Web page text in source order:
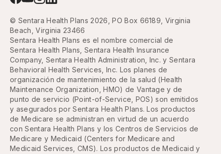
© Sentara Health Plans 2026, PO Box 66189, Virginia
Beach, Virginia 23466
Sentara Health Plans es el nombre comercial de
Sentara Health Plans, Sentara Health Insurance
Company, Sentara Health Administration, Inc. y Sentara
Behavioral Health Services, Inc. Los planes de
organización de mantenimiento de la salud (Health
Maintenance Organization, HMO) de Vantage y de
punto de servicio (Point-of-Service, POS) son emitidos
y asegurados por Sentara Health Plans. Los productos
de Medicare se administran en virtud de un acuerdo
con Sentara Health Plans y los Centros de Servicios de
Medicare y Medicaid (Centers for Medicare and
Medicaid Services, CMS). Los productos de Medicaid y